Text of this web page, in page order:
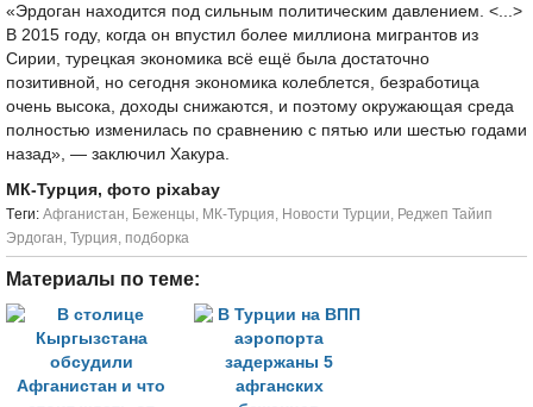
«Эрдоган находится под сильным политическим давлением. <...>
В 2015 году, когда он впустил более миллиона мигрантов из
Сирии, турецкая экономика всё ещё была достаточно
позитивной, но сегодня экономика колеблется, безработица
очень высока, доходы снижаются, и поэтому окружающая среда
полностью изменилась по сравнению с пятью или шестью годами
назад», — заключил Хакура.
МК-Турция, фото pixabay
Tеги: Афганистан, Беженцы, МК-Турция, Новости Турции, Реджеп Тайип
Эрдоган, Турция, подборка
Материалы по теме: